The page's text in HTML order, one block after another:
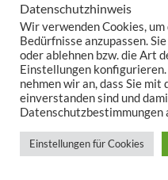
ABWISCHBARES TISCHTUCH
ALLROUND BASKET GOBELIN ,
WOLLKISSEN,BESTICKTES
BILLIGE TISCHDECKE,BILLIGE
TISCHWÄSCHE,BILLIGES
BROTKORB HERBST,
TISCHDECKE,FESTLICHE
TISCHTÜCHER,FESTLICHES
Datenschutzhinweis
Wir verwenden Cookies,
Bedürfnisse anzupassen.
oder ablehnen bzw. die Art
Einstellungen
nehmen wir an, dass Sie mit
einverstanden sind und
Datenschutzbestimmungen
Einstellungen für Cookies